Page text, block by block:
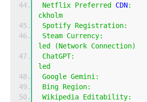
Netflix Preferred CDN:
ckholm
Spotify Registration:
Steam Currency:
led
(Network Connection)
ChatGPT:
led
Google Gemini :
Bing Region:
Wikipedia Editability: